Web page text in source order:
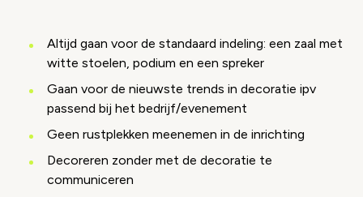
Altijd gaan voor de standaard indeling: een zaal met
witte stoelen, podium en een spreker
Gaan voor de nieuwste trends in decoratie ipv
passend bij het bedrijf/evenement
Geen rustplekken meenemen in de inrichting
Decoreren zonder met de decoratie te
communiceren